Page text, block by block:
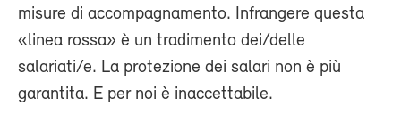
misure di accompagnamento. Infrangere questa
«linea rossa» è un tradimento dei/delle
salariati/e. La protezione dei salari non è più
garantita. E per noi è inaccettabile.